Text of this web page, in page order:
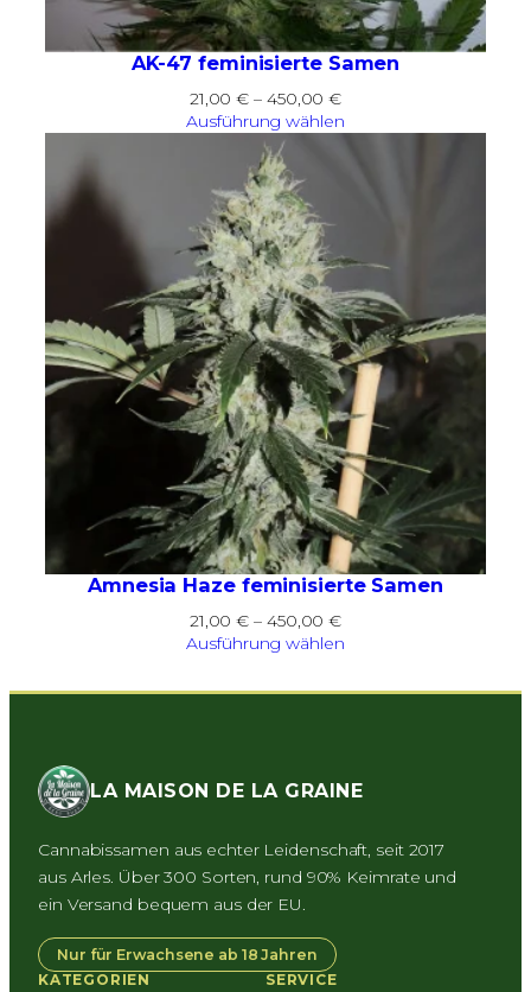
AK-47 feminisierte Samen
21,00€ – 450,00€Preisspanne:
21,00 €
Ausführung wählen
Amnesia Haze feminisierte Samen
21,00€ – 450,00€Preisspanne:
21,00 €
450,00 €
Ausführung wählen
LA MAISON DE LA GRAINE
Cannabissamen aus echter Leidenschaft, seit 2017
aus Arles. Über 300 Sorten, rund 90% Keimrate und
ein Versand bequem aus der EU.
Nur für Erwachsene ab 18 Jahren
KATEGORIEN
SERVICE